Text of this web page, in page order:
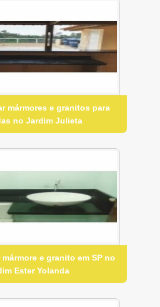
mármores e granitos para
no Jardim Julieta
e granito em SP no
Ester Yolanda